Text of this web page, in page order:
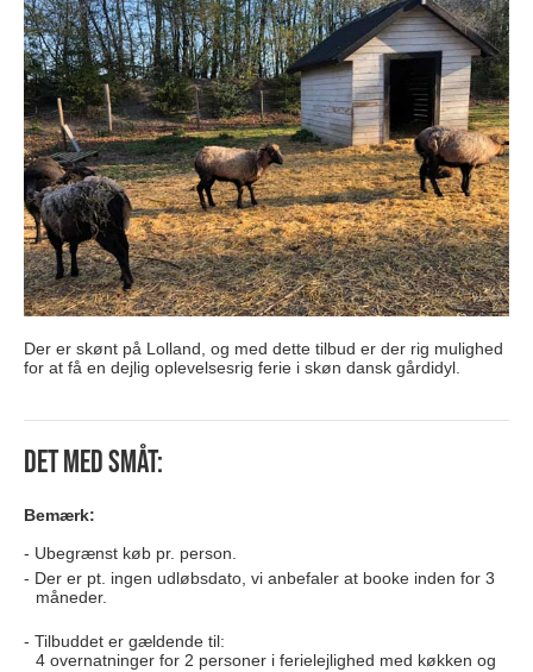
Der er skønt på Lolland, og med dette tilbud er der rig mulighed
for at få en dejlig oplevelsesrig ferie i skøn dansk gårdidyl.
Det med småt:
Bemærk:
Ubegrænst køb pr. person.
Der er pt. ingen udløbsdato, vi anbefaler at booke inden for 3
måneder.
Tilbuddet er gældende til:
4 overnatninger for 2 personer i ferielejlighed med køkken og